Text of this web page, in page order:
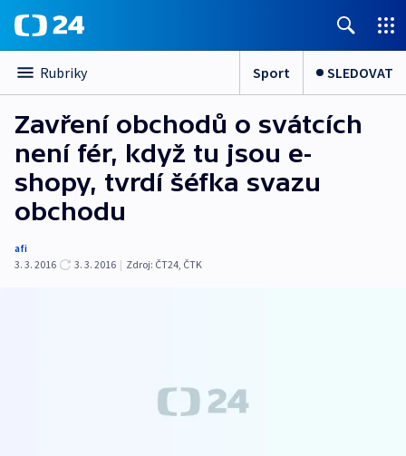
Rubriky Sport SLEDOVAT
Zavření obchodů o svátcích
není fér, když tu jsou e-
shopy, tvrdí šéfka svazu
obchodu
afi
3. 3. 2016
3. 3. 2016 | Zdroj: ČT24, ČTK